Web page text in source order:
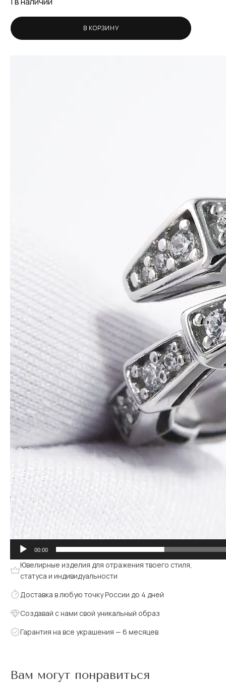
В КОРЗИНУ
00:00
Ювелирные изделия для отражения твоего стиля,
статуса и индивидуальности
Доставка в любую точку России до 4 дней
Создавай с нами свой уникальный образ
Гарантия на все украшения — 6 месяцев
Вам могут понравиться